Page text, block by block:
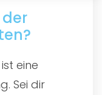
ist eine
Sei dir